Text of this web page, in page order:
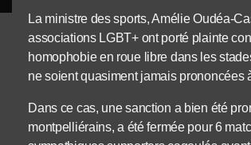
La ministre des sports, Amélie Oudéa-
associations LGBT+ ont porté plainte
homophobie en roue libre dans les
ne soient quasiment jamais prononcées
Dans ce cas, une sanction a bien été
montpelliérains, a été fermée pour 6